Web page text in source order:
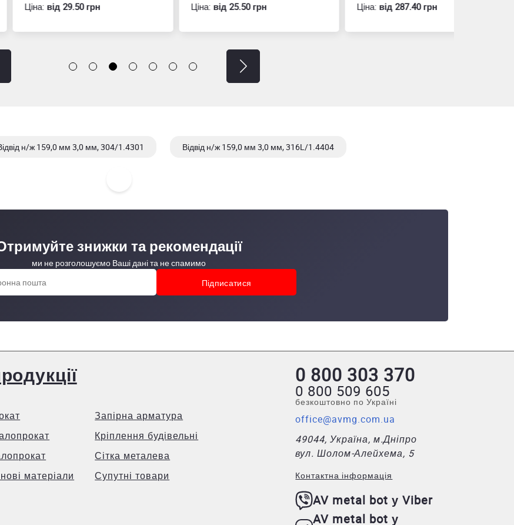
29.50 грн вiд 25.50 грн вiд 287.40 грн
н/ж 159,0 мм 3,0 мм, 304/1.4301 Відвід н/ж 159,0 мм 3,0 мм, 316L/1.4404
знижки та рекомендації
ми не розголошуємо Ваші дані та не спамимо
матеріали
Запірна арматура
Кріплення будівельні
Сітка металева
Супутні товари
0 800 303 370
0 800 509 605
безкоштовно по Україні
office@avmg.com.ua
49044, Україна, м.Дніпро
вул. Шолом-Алейхема, 5
Контактна інформація
AV metal bot у Viber
AV metal bot у